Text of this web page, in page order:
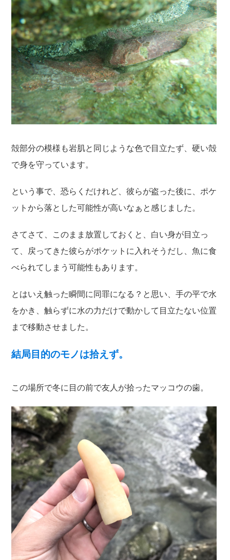
殻部分の模様も岩肌と同じような色で目立たず、硬い殻
で身を守っています。
という事で、恐らくだけれど、彼らが盗った後に、ポケ
ットから落とした可能性が高いなぁと感じました。
さてさて、このまま放置しておくと、白い身が目立っ
て、戻ってきた彼らがポケットに入れそうだし、魚に食
べられてしまう可能性もあります。
とはいえ触った瞬間に同罪になる？と思い、手の平で水
をかき、触らずに水の力だけで動かして目立たない位置
まで移動させました。
結局目的のモノは拾えず。
この場所で冬に目の前で友人が拾ったマッコウの歯。